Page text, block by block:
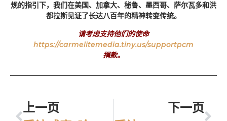
规的指引下，我们在美国、加拿大、秘鲁、墨西哥、萨尔瓦多和洪
都拉斯见证了长达八百年的精神转变传统。
请考虑支持他们的使命
https://carmelitemedia.tiny.us/supportpcm
捐款。
上一页
下一页